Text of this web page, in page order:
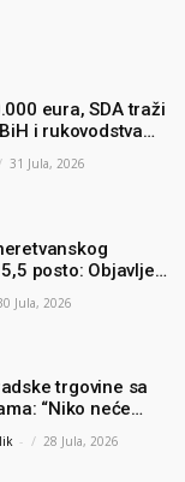
eura, SDA traži
i rukovodstva
31 Jula, 2026
posto: Objavljeni
finansija
Jula, 2026
trgovine sa
“Niko neće
svoju porodicu”
- 28 Jula, 2026